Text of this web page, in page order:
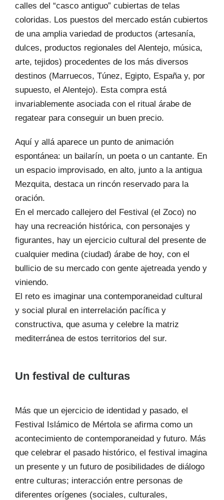
calles del “casco antiguo” cubiertas de telas
coloridas. Los puestos del mercado están cubiertos
de una amplia variedad de productos (artesanía,
dulces, productos regionales del Alentejo, música,
arte, tejidos) procedentes de los más diversos
destinos (Marruecos, Túnez, Egipto, España y, por
supuesto, el Alentejo). Esta compra está
invariablemente asociada con el ritual árabe de
regatear para conseguir un buen precio.
Aquí y allá aparece un punto de animación
espontánea: un bailarín, un poeta o un cantante. En
un espacio improvisado, en alto, junto a la antigua
Mezquita, destaca un rincón reservado para la
oración.
En el mercado callejero del Festival (el Zoco) no
hay una recreación histórica, con personajes y
figurantes, hay un ejercicio cultural del presente de
cualquier medina (ciudad) árabe de hoy, con el
bullicio de su mercado con gente ajetreada yendo y
viniendo.
El reto es imaginar una contemporaneidad cultural
y social plural en interrelación pacífica y
constructiva, que asuma y celebre la matriz
mediterránea de estos territorios del sur.
Un festival de culturas
Más que un ejercicio de identidad y pasado, el
Festival Islámico de Mértola se afirma como un
acontecimiento de contemporaneidad y futuro. Más
que celebrar el pasado histórico, el festival imagina
un presente y un futuro de posibilidades de diálogo
entre culturas; interacción entre personas de
diferentes orígenes (sociales, culturales,